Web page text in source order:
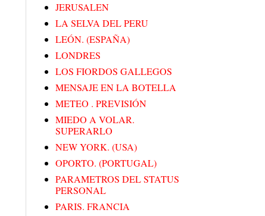
JERUSALEN
LA SELVA DEL PERU
LEÓN. (ESPAÑA)
LONDRES
LOS FIORDOS GALLEGOS
MENSAJE EN LA BOTELLA
METEO . PREVISIÓN
MIEDO A VOLAR.
SUPERARLO
NEW YORK. (USA)
OPORTO. (PORTUGAL)
PARAMETROS DEL STATUS
PERSONAL
PARIS. FRANCIA